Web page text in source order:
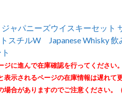
ジャパニーズウイスキーセッ
スチルW Japanese Whisky
に進んで在庫確認を行ってください
表示されるページの在庫情報は遅れて
場合がありますのでご注意ください。